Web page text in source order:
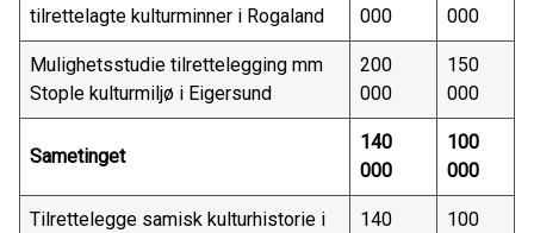
tilrettelagte kulturminner i Rogaland
000
000
Mulighetsstudie tilrettelegging mm
Stople kulturmiljø i Eigersund
200
000
150
000
Sametinget
140
000
100
000
Tilrettelegge samisk kulturhistorie i
140
100